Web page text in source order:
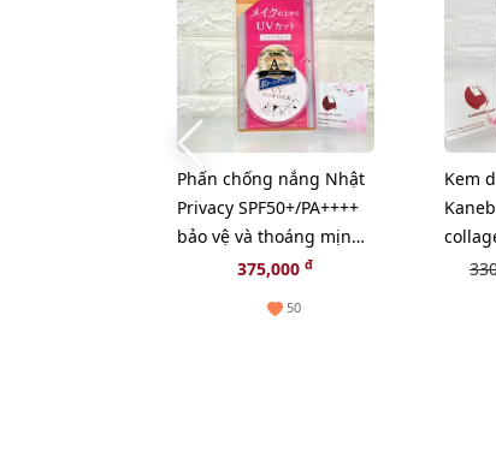
Phấn chống nắng Nhật
Privacy SPF50+/PA++++
bảo vệ và thoáng mịn
đẹp da (New)
375,000đ
50
Kem
chúa